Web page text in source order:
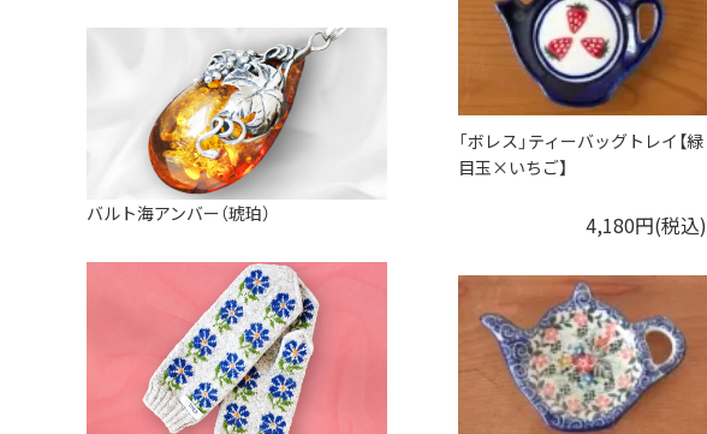
「ボレス」ティーバッグトレイ【緑
目玉×いちご】
4,180円(税込)
カードスタンド
マグネット
すべて見る
バルト海アンバー（琥珀）